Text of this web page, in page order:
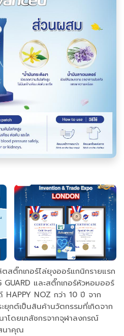
สติ๊กเกอร์ไล่ยุงออร์แกนิกรายแรก
และสติ๊กเกอร์หัวหอมออร์
NOZ กว่า 10 ปี จาก
กต์เป็นสินค้านวัตกรรมที่เกิดจาก
โดยเภสัชกรจากจุฬาลงกรณ์
นาคุณ